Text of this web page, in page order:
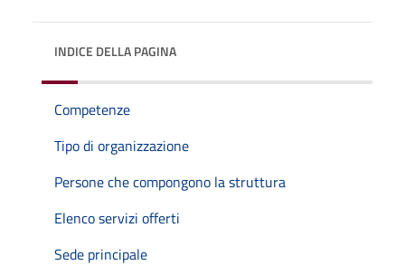
INDICE DELLA PAGINA
Competenze
Tipo di organizzazione
Persone che compongono la struttura
Elenco servizi offerti
Sede principale